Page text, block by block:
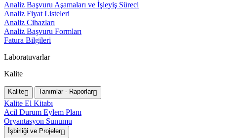
Analiz Başvuru Aşamaları ve İşleyiş Süreci
Analiz Fiyat Listeleri
Analiz Cihazları
Analiz Başvuru Formları
Fatura Bilgileri
Laboratuvarlar
Kalite
Kalite Tanımlar - Raporlar
Kalite El Kitabı
Acil Durum Eylem Planı
Oryantasyon Sunumu
İşbirliği ve Projeler